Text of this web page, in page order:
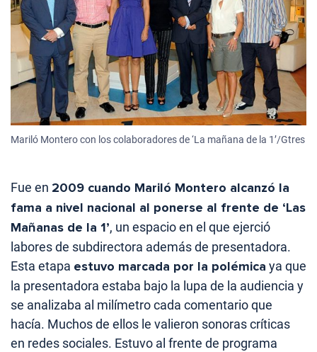
Mariló Montero con los colaboradores de ‘La mañana de la 1’/Gtres
Fue en 2009 cuando Mariló Montero alcanzó la
fama a nivel nacional al ponerse al frente de ‘Las
Mañanas de la 1’, un espacio en el que ejerció
labores de subdirectora además de presentadora.
Esta etapa estuvo marcada por la polémica ya que
la presentadora estaba bajo la lupa de la audiencia y
se analizaba al milímetro cada comentario que
hacía. Muchos de ellos le valieron sonoras críticas
en redes sociales. Estuvo al frente de programa